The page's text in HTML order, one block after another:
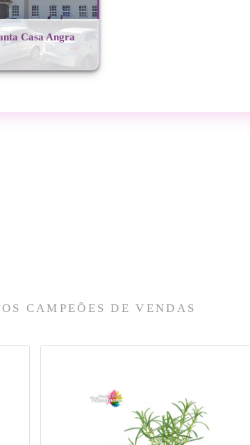
Casa Angra
CAMPEÕES DE VENDAS